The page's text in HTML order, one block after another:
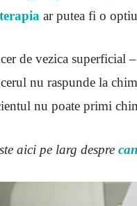
ar putea fi o
de vezica superficial
nu raspunde la
nu poate primi
aici pe larg despre